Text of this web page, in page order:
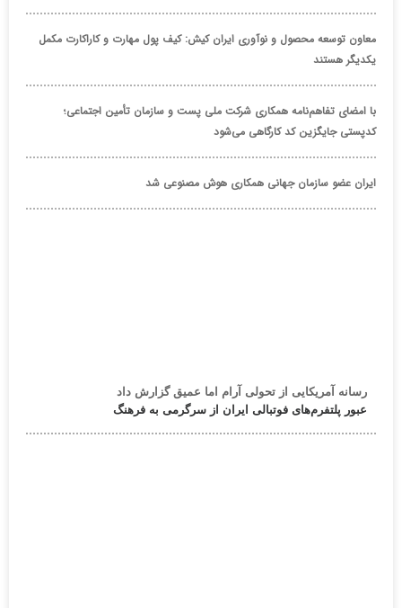
معاون توسعه محصول و نوآوری ایران کیش: کیف پول مهارت و کاراکارت مکمل
یکدیگر هستند
با امضای تفاهم‌نامه همکاری شرکت ملی پست و سازمان تأمین اجتماعی؛
کدپستی جایگزین کد کارگاهی می‌شود
ایران عضو سازمان جهانی همکاری هوش مصنوعی شد
رسانه آمریکایی از تحولی آرام اما عمیق گزارش داد
عبور پلتفرم‌های فوتبالی ایران از سرگرمی به فرهنگ